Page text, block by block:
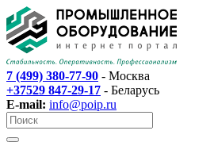
7 (499) 380-77-90 - Москва
+37529 847-29-17 - Беларусь
E-mail: info@poip.ru